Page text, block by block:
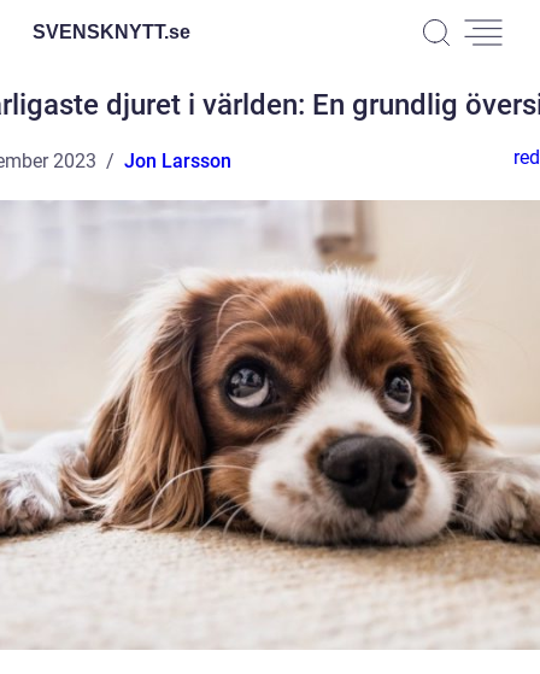
SVENSKNYTT.se
djuret i världen: En grundlig
2023 Jon Larsson